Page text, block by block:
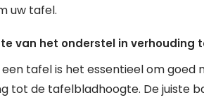
uw tafel.
van het onderstel in
tafel is het essentieel om
tot de tafelbladhoogte. De juiste